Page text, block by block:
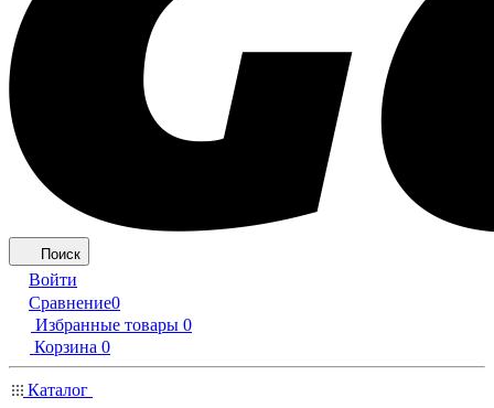
Поиск
Войти
Сравнение0
Избранные товары 0
Корзина 0
Каталог